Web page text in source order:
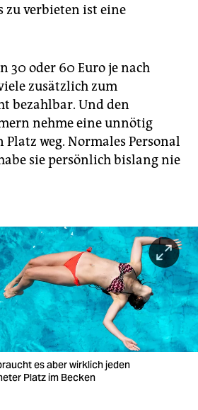
zu verbieten ist eine
30 oder 60 Euro je nach
zusätzlich zum
bezahlbar. Und den
nehme eine unnötig
Platz weg. Normales Personal
sie persönlich bislang nie
es aber wirklich jeden
Platz im Becken